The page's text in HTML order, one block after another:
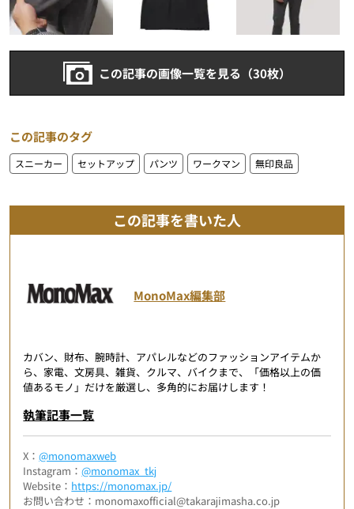
この記事の画像一覧を見る（30枚）
この記事のタグ
スニーカー セットアップ パンツ ワークマン 無印良品
この記事を書いた人
MonoMax編集部
カバン、財布、腕時計、アパレルなどのファッションアイテムか
ら、家電、文房具、雑貨、クルマ、バイクまで、「価格以上の価
値あるモノ」だけを厳選し、多角的にお届けします！
執筆記事一覧
X：@monomaxweb
Instagram：@monomax_tkj
Website： https://monomax.jp/
お問い合わせ：monomaxofficial@takarajimasha.co.jp